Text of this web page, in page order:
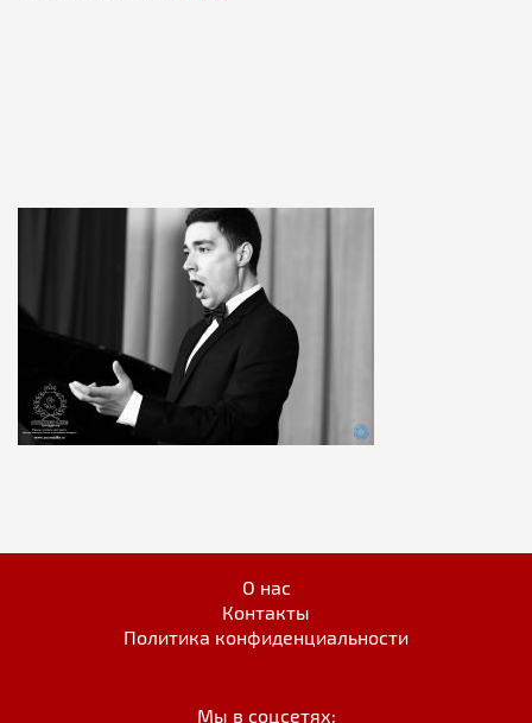
О нас
Контакты
Политика конфиденциальности
Мы в соцсетях: